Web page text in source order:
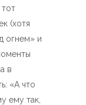
(хотя
огнем» и
в
«А что
ему так,